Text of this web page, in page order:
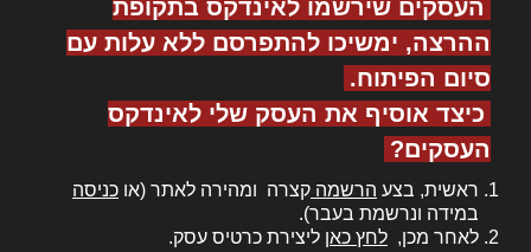
העסקים שירשמו לאינדקס בתקופת
ההרצה, ימשיכו להתפרסם ללא עלות עם
סיום הפיתוח.
כיצד אוסיף את העסק שלי לאינדקס
העסקים?
ראשית, בצע הרשמה קצרה ומהירה לאתר (או כניסה
במידה ונרשמת בעבר).
לאחר מכן, לחץ כאן ליצירת כרטיס עסק.